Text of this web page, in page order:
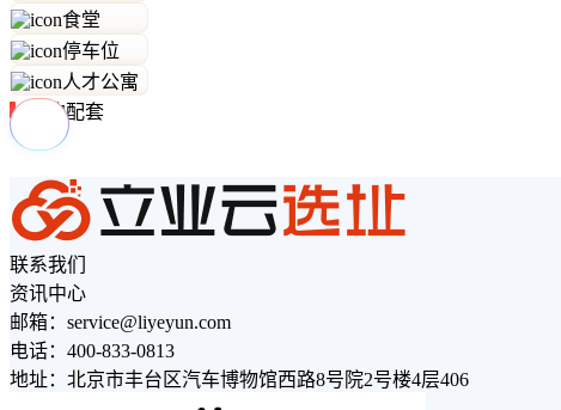
食堂
停车位
人才公寓
周边配套
联系我们
资讯中心
邮箱：service@liyeyun.com
电话：400-833-0813
地址：北京市丰台区汽车博物馆西路8号院2号楼4层406